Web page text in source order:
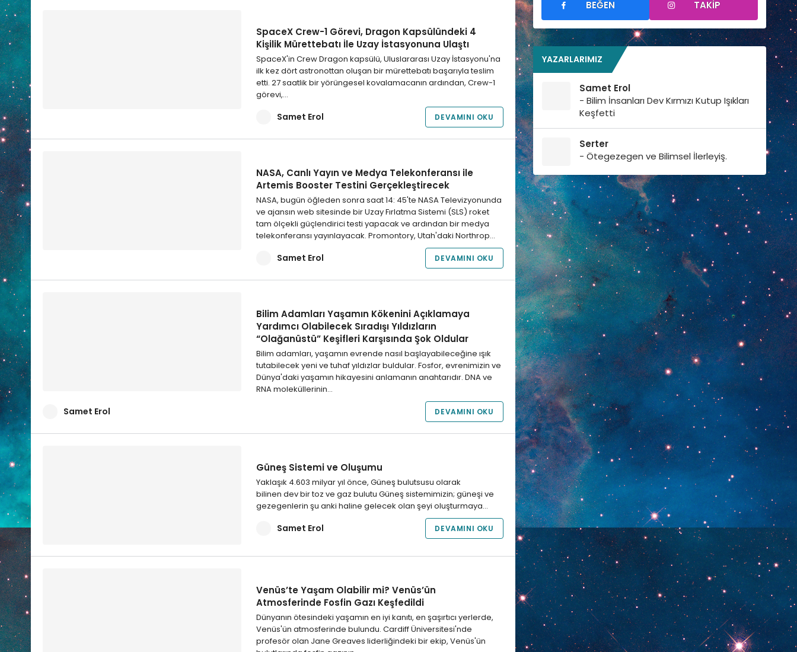
SpaceX Crew-1 Görevi, Dragon Kapsülündeki 4
Kişilik Mürettebatı İle Uzay İstasyonuna Ulaştı
SpaceX'in Crew Dragon kapsülü, Uluslararası Uzay İstasyonu'na
ilk kez dört astronottan oluşan bir mürettebatı başarıyla teslim
etti. 27 saatlik bir yörüngesel kovalamacanın ardından, Crew-1
görevi,…
Samet Erol DEVAMINI OKU
NASA, Canlı Yayın ve Medya Telekonferansı ile
Artemis Booster Testini Gerçekleştirecek
NASA, bugün öğleden sonra saat 14: 45'te NASA Televizyonunda
ve ajansın web sitesinde bir Uzay Fırlatma Sistemi (SLS) roket
tam ölçekli güçlendirici testi yapacak ve ardından bir medya
telekonferansı yayınlayacak. Promontory, Utah'daki Northrop…
Samet Erol DEVAMINI OKU
Bilim Adamları Yaşamın Kökenini Açıklamaya
Yardımcı Olabilecek Sıradışı Yıldızların
“Olağanüstü” Keşifleri Karşısında Şok Oldular
Bilim adamları, yaşamın evrende nasıl başlayabileceğine ışık
tutabilecek yeni ve tuhaf yıldızlar buldular. Fosfor, evrenimizin ve
Dünya'daki yaşamın hikayesini anlamanın anahtarıdır. DNA ve
RNA moleküllerinin…
Samet Erol DEVAMINI OKU
Güneş Sistemi ve Oluşumu
Yaklaşık 4.603 milyar yıl önce, Güneş bulutsusu olarak
bilinen dev bir toz ve gaz bulutu Güneş sistemimizin; güneşi ve
gezegenlerin şu anki haline gelecek olan şeyi oluşturmaya…
Samet Erol DEVAMINI OKU
Venüs’te Yaşam Olabilir mi? Venüs’ün
Atmosferinde Fosfin Gazı Keşfedildi
Dünyanın ötesindeki yaşamın en iyi kanıtı, en şaşırtıcı yerlerde,
Venüs'ün atmosferinde bulundu. Cardiff Üniversitesi'nde
profesör olan Jane Greaves liderliğindeki bir ekip, Venüs'ün
BEĞEN TAKIP
YAZARLARIMIZ
Samet Erol
- Bilim İnsanları Dev Kırmızı Kutup Işıkları
Keşfetti
Serter
- Ötegezegen ve Bilimsel İlerleyiş.